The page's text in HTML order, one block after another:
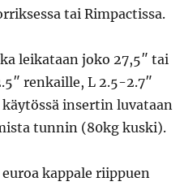
tai Rimpactissa.
leikataan joko 27,5″ tai
renkaille, L 2.5-2.7″
insertin luvataan
tunnin (80kg kuski).
kappale riippuen